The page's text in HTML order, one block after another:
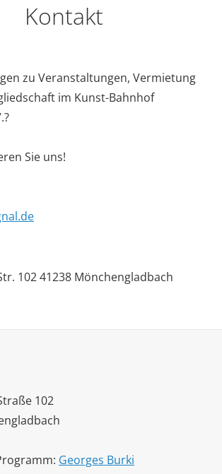
Kontakt
zu Veranstaltungen, Vermietung
im Kunst-Bahnhof
Sie uns!
102 41238 Mönchengladbach
102
Georges Burki